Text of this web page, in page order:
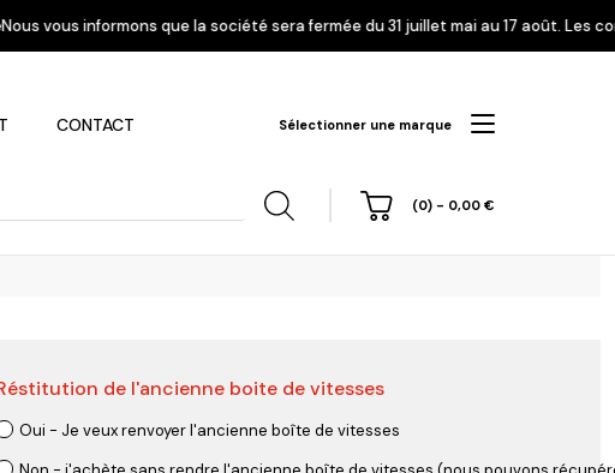
société sera fermée du 31 juillet mai au 17 août. Les commandes
CONTACT
(0) - 0,00 €
Sélectionner une marque
Mitsubishi Nissan Opel Peugeot
de l'ancienne boite de vitesses
Oui - Je veux renvoyer l'ancienne boîte de vitesses